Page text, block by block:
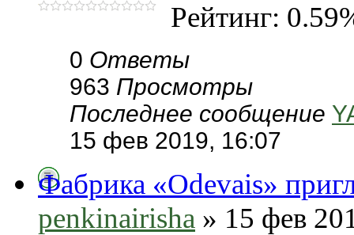
Рейтинг:
0 Ответы
963 Просмотры
Последнее сообщение
15 фев 2019, 16:07
Фабрика «Odevais»
penkinairisha » 15 фев